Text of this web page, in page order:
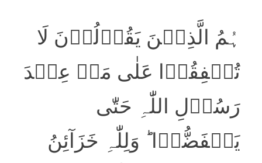
ہُمُ الَّذِیۡنَ یَقُوۡلُوۡنَ لَا
تُنۡفِقُوۡا عَلٰی مَنۡ عِنۡدَ
رَسُوۡلِ اللّٰہِ حَتّٰی
یَنۡفَضُّوۡا ؕ وَلِلّٰہِ خَزَآئِنُ